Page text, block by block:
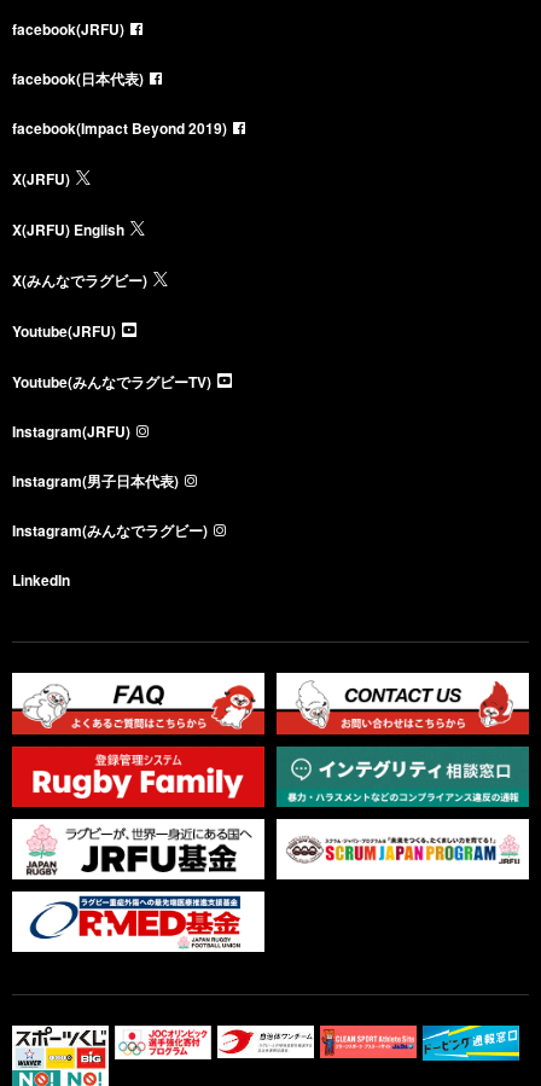
facebook(JRFU)
facebook(日本代表)
facebook(Impact Beyond 2019)
X(JRFU)
X(JRFU) English
X(みんなでラグビー)
Youtube(JRFU)
Youtube(みんなでラグビーTV)
Instagram(JRFU)
Instagram(男子日本代表)
Instagram(みんなでラグビー)
LinkedIn